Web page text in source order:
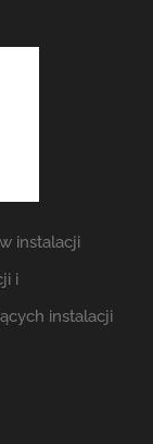
instalacji
i
instalacji